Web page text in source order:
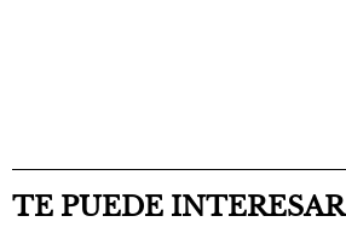
TE PUEDE INTERESAR